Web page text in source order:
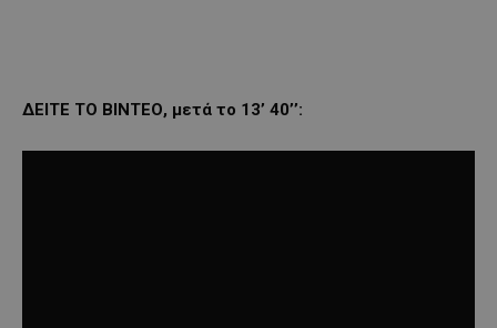
ΔΕΙΤΕ ΤΟ ΒΙΝΤΕΟ, μετά το 13’ 40’’: